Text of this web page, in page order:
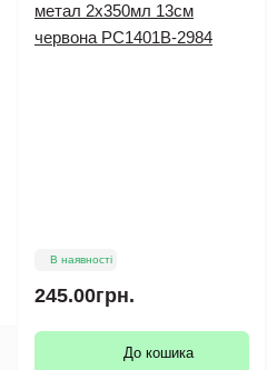
метал 2х350мл 13см
червона PС1401В-2984
В наявності
245.00грн.
До кошика